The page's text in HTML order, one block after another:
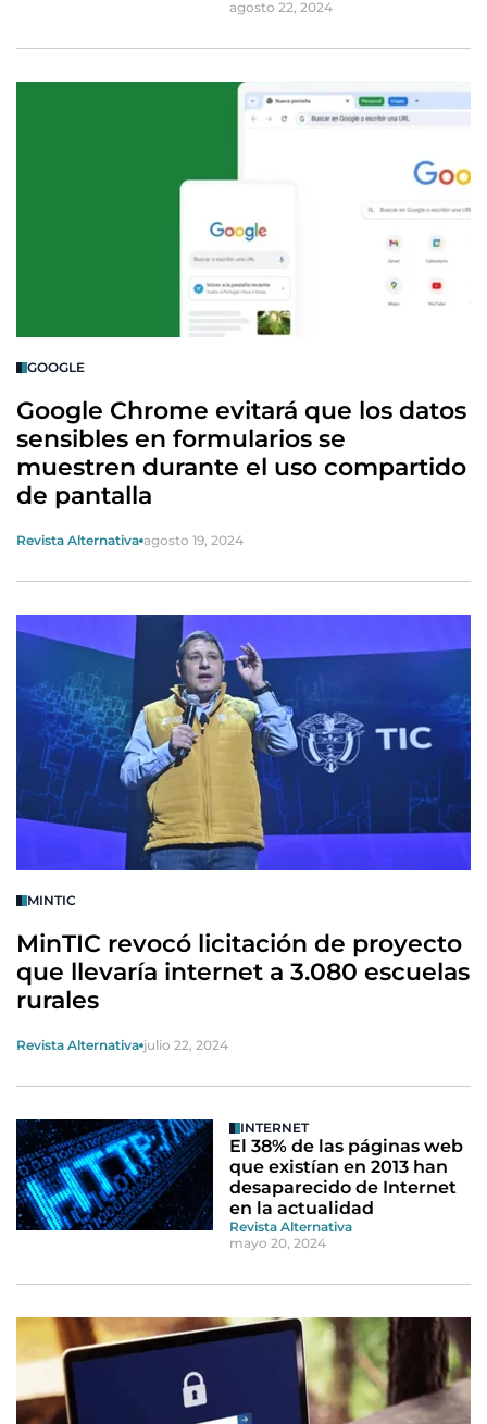
agosto 22, 2024
GOOGLE
Google Chrome evitará que los datos
sensibles en formularios se
muestren durante el uso compartido
de pantalla
Revista Alternativa agosto 19, 2024
MINTIC
MinTIC revocó licitación de proyecto
que llevaría internet a 3.080 escuelas
rurales
Revista Alternativa julio 22, 2024
INTERNET
El 38% de las páginas web
que existían en 2013 han
desaparecido de Internet
en la actualidad
Revista Alternativa
mayo 20, 2024